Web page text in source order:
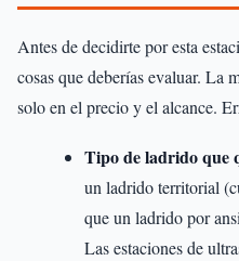
Antes de decidirte por esta
cosas que deberías evaluar. La
solo en el precio y el alcance.
Tipo de ladrido que
un ladrido territorial
que un ladrido por
Las estaciones de